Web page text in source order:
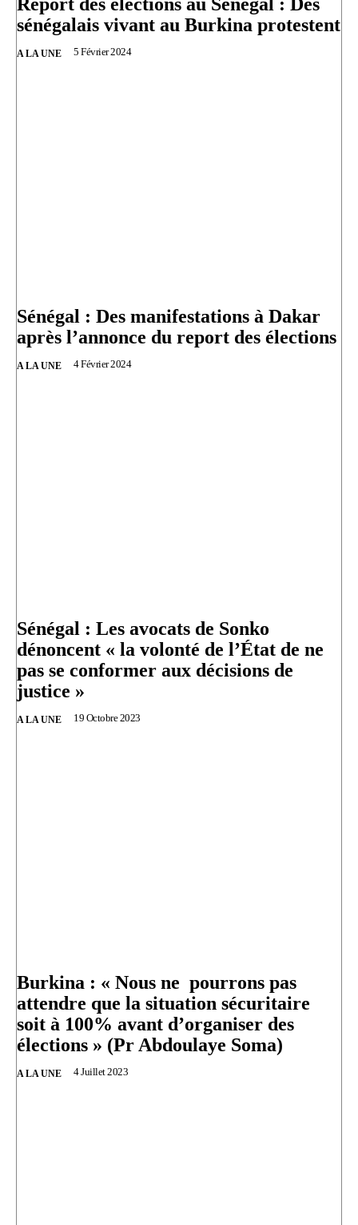
sénégalais vivant au Burkina protestent
A LA UNE 5 Février 2024
Sénégal : Des manifestations à Dakar
après l’annonce du report des élections
A LA UNE 4 Février 2024
Sénégal : Les avocats de Sonko
dénoncent « la volonté de l’État de ne
pas se conformer aux décisions de
justice »
A LA UNE 19 Octobre 2023
Burkina : « Nous ne pourrons pas
attendre que la situation sécuritaire
soit à 100% avant d’organiser des
élections » (Pr Abdoulaye Soma)
A LA UNE 4 Juillet 2023